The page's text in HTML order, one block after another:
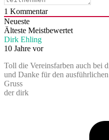
1 Kommentar
Neueste
Älteste Meistbewertet
Dirk Ehling
10 Jahre vor
Toll die Vereinsfarben auch bei
und Danke für den
Gruss
der dirk